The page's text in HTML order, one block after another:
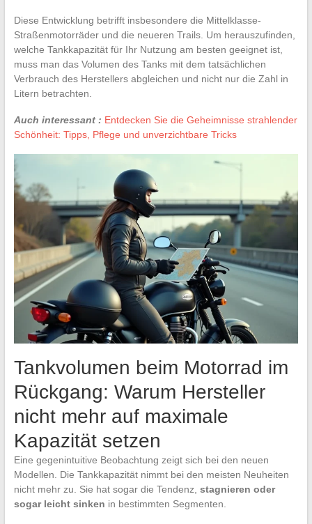
Diese Entwicklung betrifft insbesondere die Mittelklasse-
Straßenmotorräder und die neueren Trails. Um herauszufinden,
welche Tankkapazität für Ihr Nutzung am besten geeignet ist,
muss man das Volumen des Tanks mit dem tatsächlichen
Verbrauch des Herstellers abgleichen und nicht nur die Zahl in
Litern betrachten.
Auch interessant : Entdecken Sie die Geheimnisse strahlender
Schönheit: Tipps, Pflege und unverzichtbare Tricks
Tankvolumen beim Motorrad im
Rückgang: Warum Hersteller
nicht mehr auf maximale
Kapazität setzen
Eine gegenintuitive Beobachtung zeigt sich bei den neuen
Modellen. Die Tankkapazität nimmt bei den meisten Neuheiten
nicht mehr zu. Sie hat sogar die Tendenz, stagnieren oder
sogar leicht sinken in bestimmten Segmenten.